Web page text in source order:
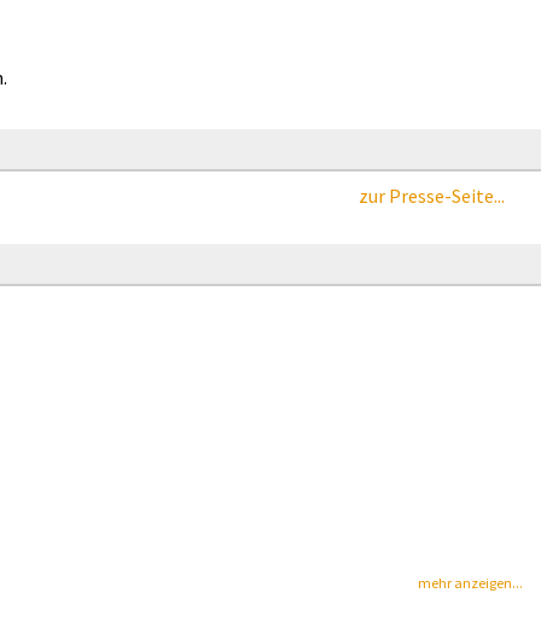
zur Presse-Seite...
mehr anzeigen...